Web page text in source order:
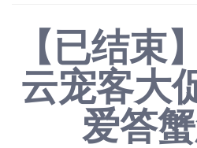
【已结束
云宠客大
爱答蟹